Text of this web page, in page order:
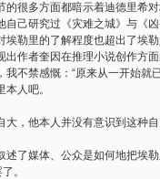
很多方面都暗示着迪德里希
己研究过《灾难之城》与《
勒里的了解程度也超出了埃
作者奎因在推理小说创作方面
我不禁感慨： “原来从一开始就
人吧。
，他本人并没有意识到这种
了媒体、公众是如何地把埃
。